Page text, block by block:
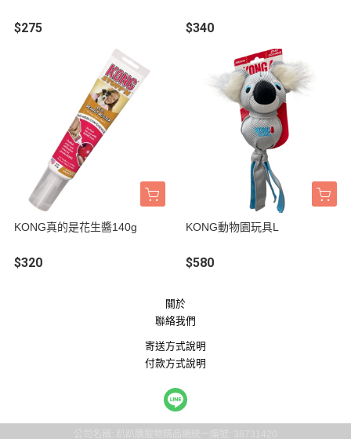
$275 $340
KONG真的是花生醬140g
$320
KONG動物園玩具L
$580
關於
聯絡我們
寄送方式說明
付款方式說明